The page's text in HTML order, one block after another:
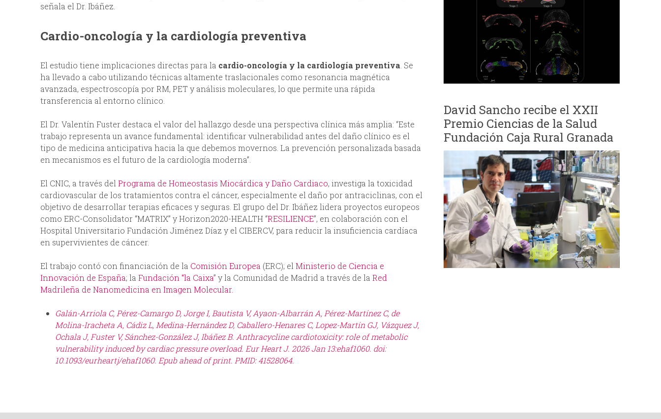
señala el Dr. Ibáñez.
Cardio-oncología y la cardiología preventiva
El estudio tiene implicaciones directas para la cardio-oncología y la cardiología preventiva . Se
ha llevado a cabo utilizando técnicas altamente traslacionales como resonancia magnética
avanzada, espectroscopía por RM, PET y análisis moleculares, lo que permite una rápida
transferencia al entorno clínico.
El Dr. Valentín Fuster destaca el valor del hallazgo desde una perspectiva clínica más amplia: “Este
trabajo representa un avance fundamental: identificar vulnerabilidad antes del daño clínico es el
tipo de medicina anticipativa hacia la que debemos movernos. La prevención personalizada basada
en mecanismos es el futuro de la cardiología moderna”.
El CNIC, a través del Programa de Homeostasis Miocárdica y Daño Cardiaco, investiga la toxicidad
cardiovascular de los tratamientos contra el cáncer, especialmente el daño por antraciclinas, con el
objetivo de desarrollar terapias eficaces y seguras. El grupo del Dr. Ibáñez lidera proyectos europeos
como ERC-Consolidator “MATRIX” y Horizon2020-HEALTH “RESILIENCE”, en colaboración con el
Hospital Universitario Fundación Jiménez Díaz y el CIBERCV, para reducir la insuficiencia cardíaca
en supervivientes de cáncer.
El trabajo contó con financiación de la Comisión Europea (ERC); el Ministerio de Ciencia e
Innovación de España; la Fundación “la Caixa” y la Comunidad de Madrid a través de la Red
Madrileña de Nanomedicina en Imagen Molecular.
Galán-Arriola C, Pérez-Camargo D, Jorge I, Bautista V, Ayaon-Albarrán A, Pérez-Martínez C, de
Molina-Iracheta A, Cádiz L, Medina-Hernández D, Caballero-Henares C, Lopez-Martín GJ, Vázquez J,
Ochala J, Fuster V, Sánchez-González J, Ibáñez B. Anthracycline cardiotoxicity: role of metabolic
vulnerability induced by cardiac pressure overload. Eur Heart J. 2026 Jan 13:ehaf1060. doi:
10.1093/eurheartj/ehaf1060. Epub ahead of print. PMID: 41528064.
David Sancho recibe el XXII
Premio Ciencias de la Salud
Fundación Caja Rural Granada